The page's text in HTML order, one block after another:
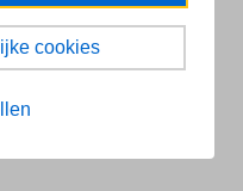
cookies